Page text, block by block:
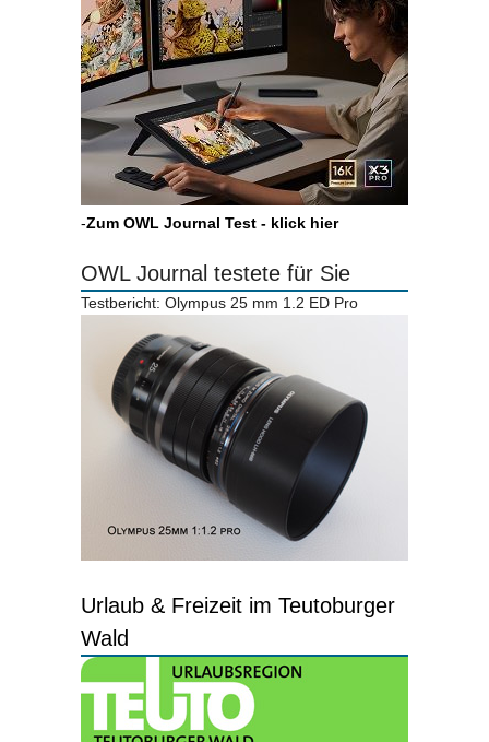
-Zum OWL Journal Test - klick hier
OWL Journal testete für Sie
Testbericht: Olympus 25 mm 1.2 ED Pro
Urlaub & Freizeit im Teutoburger
Wald